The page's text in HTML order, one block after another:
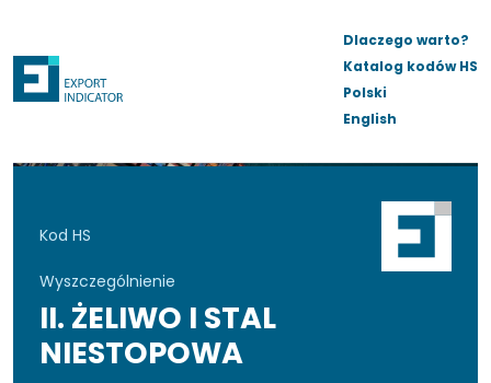
Dlaczego warto?
Katalog kodów HS
Polski
English
Kod HS
Wyszczególnienie
II. ŻELIWO I STAL
NIESTOPOWA